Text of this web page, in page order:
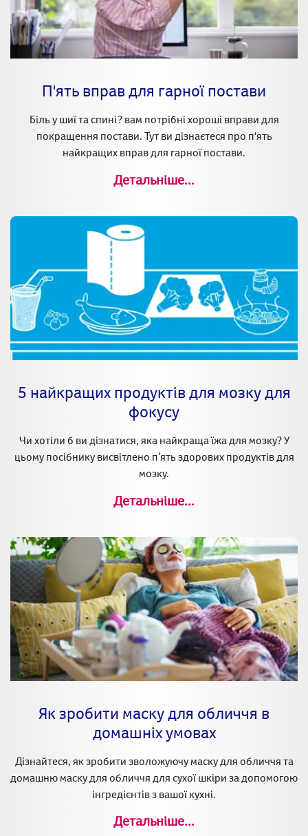
П'ять вправ для гарної постави
Біль у шиї та спині? вам потрібні хороші вправи для
покращення постави. Тут ви дізнаєтеся про п'ять
найкращих вправ для гарної постави.
Детальніше...
5 найкращих продуктів для мозку для
фокусу
Чи хотіли б ви дізнатися, яка найкраща їжа для мозку? У
цьому посібнику висвітлено п’ять здорових продуктів для
мозку.
Детальніше...
Як зробити маску для обличчя в
домашніх умовах
Дізнайтеся, як зробити зволожуючу маску для обличчя та
домашню маску для обличчя для сухої шкіри за допомогою
інгредієнтів з вашої кухні.
Детальніше...